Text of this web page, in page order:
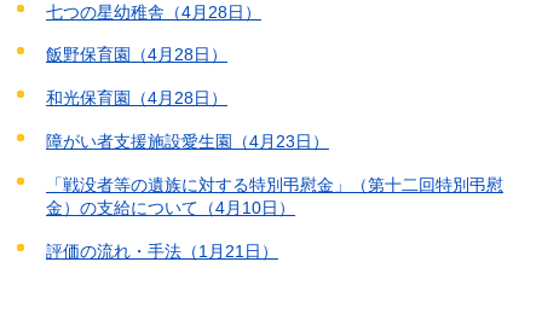
七つの星幼稚舎（4月28日）
飯野保育園（4月28日）
和光保育園（4月28日）
障がい者支援施設愛生園（4月23日）
「戦没者等の遺族に対する特別弔慰金」（第十二回特別弔慰
金）の支給について（4月10日）
評価の流れ・手法（1月21日）